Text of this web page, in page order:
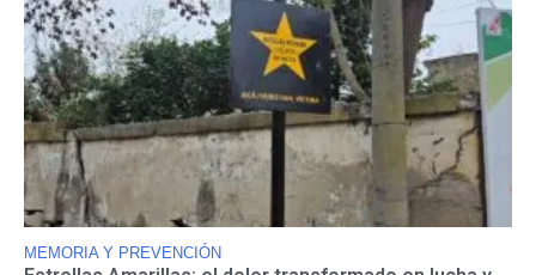
MEMORIA Y PREVENCIÓN